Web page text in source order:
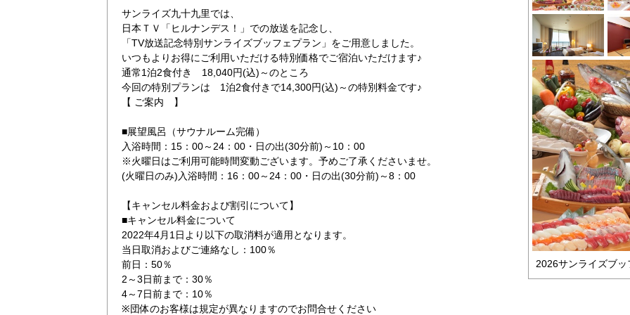
サンライズ九十九里では、
日本ＴＶ「ヒルナンデス！」での放送を記念し、
「TV放送記念特別サンライズブッフェプラン」をご用意しました。
いつもよりお得にご利用いただける特別価格でご宿泊いただけます♪
通常1泊2食付き 18,040円(込)～のところ
今回の特別プランは 1泊2食付きで14,300円(込)～の特別料金です♪
【 ご案内 】
■展望風呂（サウナルーム完備）
入浴時間：15：00～24：00・日の出(30分前)～10：00
※火曜日はご利用可能時間変動ございます。予めご了承くださいませ。
(火曜日のみ)入浴時間：16：00～24：00・日の出(30分前)～8：00
【キャンセル料金および割引について】
■キャンセル料金について
2022年4月1日より以下の取消料が適用となります。
当日取消およびご連絡なし：100％
前日：50％
2～3日前まで：30％
4～7日前まで：10％
※団体のお客様は規定が異なりますのでお問合せください
2026サンライズブッ